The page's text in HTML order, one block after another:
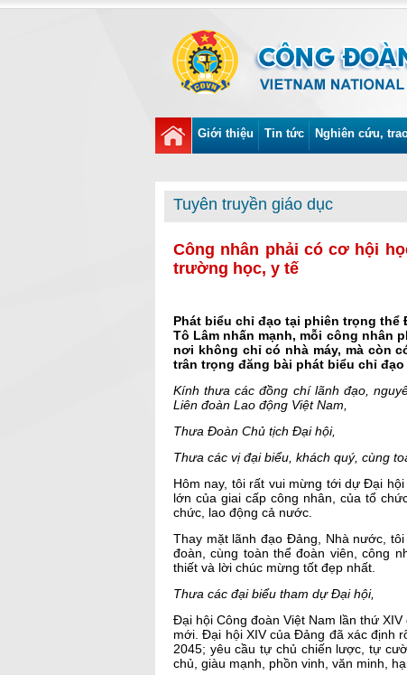
Giới thiệu Tin tức Nghiên cứu,
Tuyên truyền giáo dục
Công nhân phải có cơ hội
trường học, y tế
Phát biểu chỉ đạo tại phiên trọng thể
Tô Lâm nhấn mạnh, mỗi công nhân
nơi không chỉ có nhà máy, mà còn
trân trọng đăng bài phát biểu chỉ
Kính thưa các đồng chí lãnh đạo,
Liên đoàn Lao động Việt Nam,
Thưa Đoàn Chủ tịch Đại hội,
Thưa các vị đại biểu, khách quý, cùng
Hôm nay, tôi rất vui mừng tới dự Đại
lớn của giai cấp công nhân, của tổ
chức, lao động cả nước.
Thay mặt lãnh đạo Đảng, Nhà nước,
đoàn, cùng toàn thể đoàn viên, công
thiết và lời chúc mừng tốt đẹp nhất.
Thưa các đại biểu tham dự Đại hội,
Đại hội Công đoàn Việt Nam lần thứ
mới. Đại hội XIV của Đảng đã xác định
2045; yêu cầu tự chủ chiến lược, tự
chủ, giàu mạnh, phồn vinh, văn minh,